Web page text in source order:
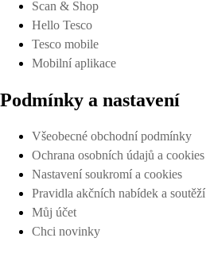
Scan & Shop
Hello Tesco
Tesco mobile
Mobilní aplikace
Podmínky a nastavení
Všeobecné obchodní podmínky
Ochrana osobních údajů a cookies
Nastavení soukromí a cookies
Pravidla akčních nabídek a soutěží
Můj účet
Chci novinky